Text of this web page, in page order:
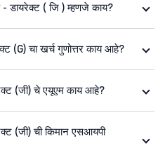
- डायरेक्ट ( जि ) म्हणजे काय?
(G) चा खर्च गुणोत्तर काय आहे?
(जी) चे एयूएम काय आहे?
(जी) ची किमान एसआयपी